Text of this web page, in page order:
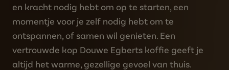
en kracht nodig hebt om op te starten, een
momentje voor je zelf nodig hebt om te
ontspannen, of samen wil genieten. Een
vertrouwde kop Douwe Egberts koffie geeft je
altijd het warme, gezellige gevoel van thuis.